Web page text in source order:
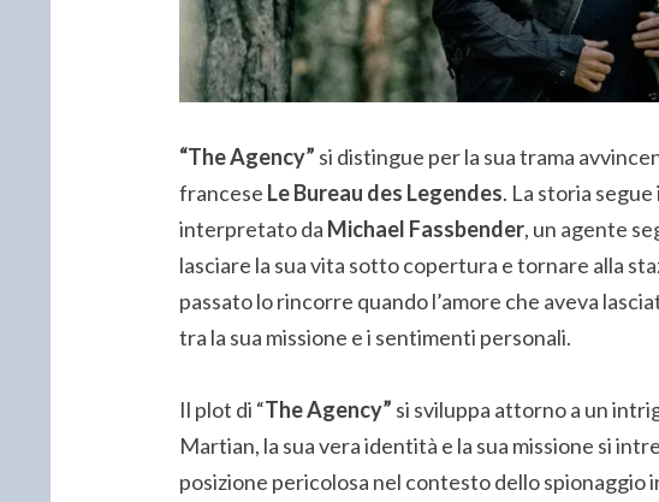
“The Agency” si distingue per la sua trama
francese Le Bureau des Legendes. La storia
interpretato da Michael Fassbender, un agente
lasciare la sua vita sotto copertura e tornare alla
passato lo rincorre quando l’amore che aveva
tra la sua missione e i sentimenti personali.
Il plot di “The Agency” si sviluppa attorno a un
Martian, la sua vera identità e la sua missione si
posizione pericolosa nel contesto dello spionaggio